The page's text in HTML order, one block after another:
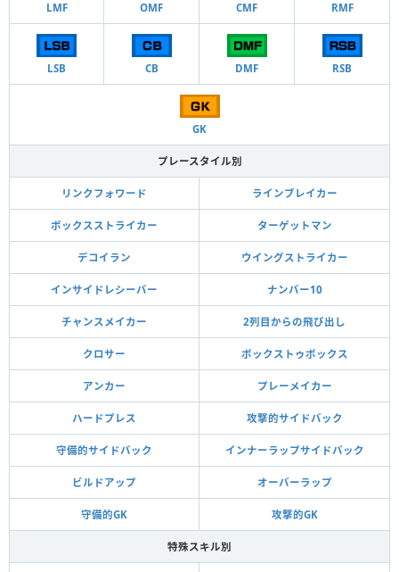
LMF OMF CMF RMF
LSB CB DMF RSB
GK
プレースタイル別
リンクフォワード ラインブレイカー
ボックスストライカー ターゲットマン
デコイラン ウイングストライカー
インサイドレシーバー ナンバー10
チャンスメイカー 2列目からの飛び出し
クロサー ボックストゥボックス
アンカー プレーメイカー
ハードプレス 攻撃的サイドバック
守備的サイドバック インナーラップサイドバック
ビルドアップ オーバーラップ
守備的GK 攻撃的GK
特殊スキル別